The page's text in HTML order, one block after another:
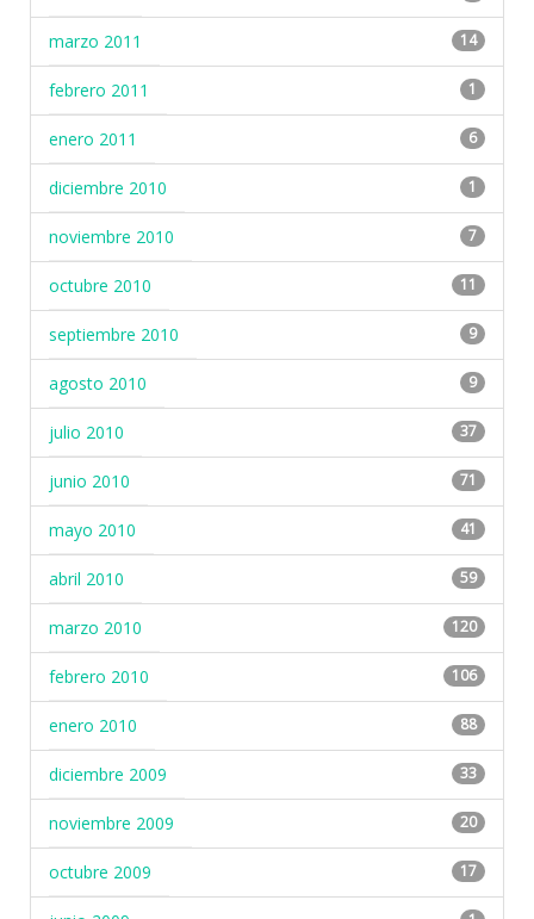
marzo 2011 14
febrero 2011 1
enero 2011 6
diciembre 2010 1
noviembre 2010 7
octubre 2010 11
septiembre 2010 9
agosto 2010 9
julio 2010 37
junio 2010 71
mayo 2010 41
abril 2010 59
marzo 2010 120
febrero 2010 106
enero 2010 88
diciembre 2009 33
noviembre 2009 20
octubre 2009 17